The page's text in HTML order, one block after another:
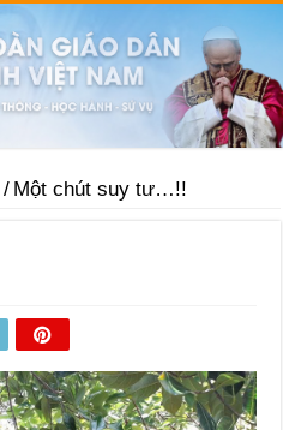
/ Một chút suy tư…!!